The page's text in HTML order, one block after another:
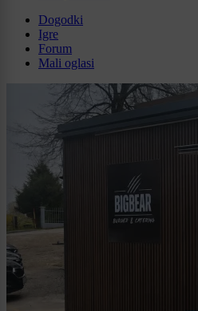
Dogodki
Igre
Forum
Mali oglasi